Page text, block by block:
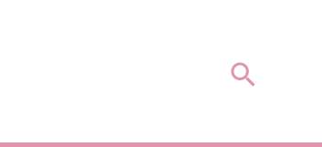
Cari